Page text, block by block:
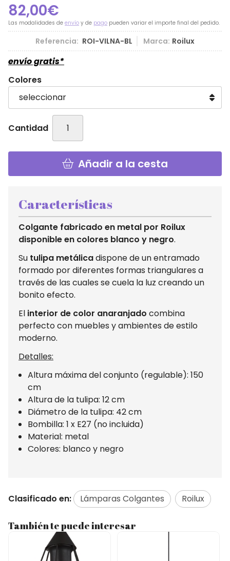
82,00€
Las modalidades de envío y de pago pueden variar el importe final del pedido.
Referencia: ROI-VILNA-BL Marca: Roilux
envío gratis*
Colores
Cantidad
Añadir a la cesta
Características
Colgante fabricado en metal por Roilux
disponible en colores blanco y negro.
Su tulipa metálicadispone de un entramado
formado por diferentes formas triangulares a
través de las cuales se cuela la luz creando un
bonito efecto.
El interior de color anaranjado combina
perfecto con muebles y ambientes de estilo
moderno.
Detalles:
Altura máxima del conjunto (regulable): 150
cm
Altura de la tulipa: 12 cm
Diámetro de la tulipa: 42 cm
Bombilla: 1 x E27 (no incluida)
Material: metal
Colores: blanco y negro
Clasificado en: Lámparas Colgantes Roilux
También te puede interesar